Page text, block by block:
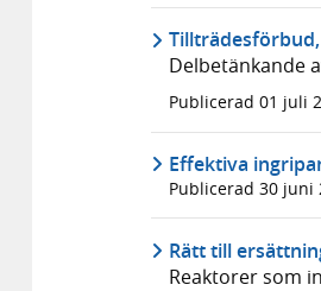
Tillträdesförbud,
Delbetänkande
Publicerad 01 juli
Effektiva
Publicerad 30 juni
Rätt till
Reaktorer som